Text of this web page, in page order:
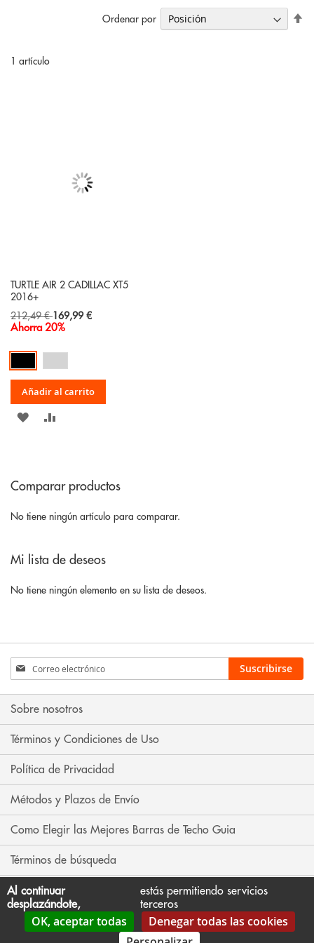
1 artículo
Ordenar por
TURTLE AIR 2 CADILLAC XT5
2016+
212,49 € Special
Price
169,99 €
Ahorra 20%
Añadir al carrito
AÑADIR
LISTA
DE
Comparar productos
No tiene ningún artículo para comparar.
Mi lista de deseos
No tiene ningún elemento en su lista de deseos.
Inscríbase
a
nuestro
boletín
noticias:
Suscribirse
Sobre nosotros
Términos y Condiciones de Uso
Política de Privacidad
Métodos y Plazos de Envío
Como Elegir las Mejores Barras de Techo Guia
Términos de búsqueda
Búsqueda avanzada
Contáctenos
Al continuar
desplazándote,
estás permitiendo servicios
terceros
OK, aceptar todas
Denegar todas las cookies